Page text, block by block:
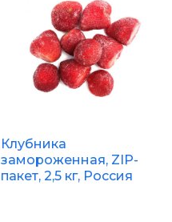
Клубника
замороженная, ZIP-
пакет, 2,5 кг, Россия